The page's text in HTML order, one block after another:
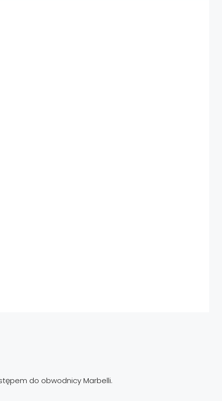
do obwodnicy Marbelli.